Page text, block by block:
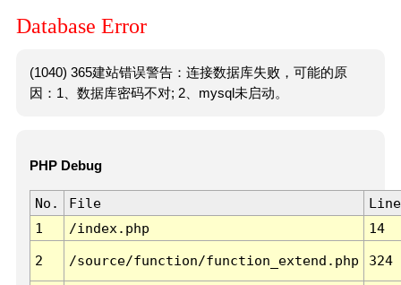
Database Error
(1040) 365建站错误警告：连接数据库失败，可能的原
因：1、数据库密码不对; 2、mysql未启动。
PHP Debug
No. File
Line
1
/index.php 14
2 /source/function/function_extend.php 324